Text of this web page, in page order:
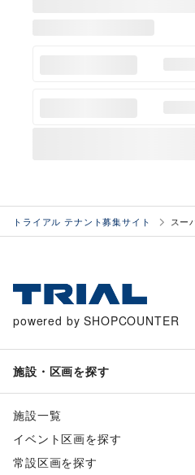
トライアル テナント募集サイト スー
powered by SHOPCOUNTER
施設・区画を探す
施設一覧
イベント区画を探す
常設区画を探す